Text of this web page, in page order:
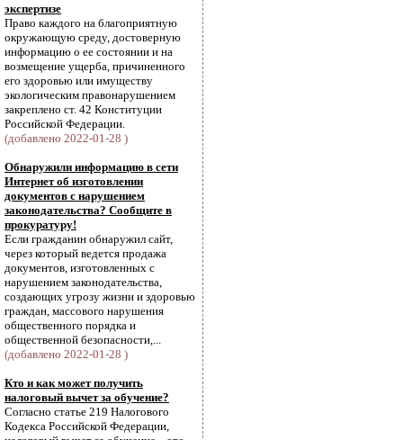
экспертизе
Право каждого на благоприятную
окружающую среду, достоверную
информацию о ее состоянии и на
возмещение ущерба, причиненного
его здоровью или имуществу
экологическим правонарушением
закреплено ст. 42 Конституции
Российской Федерации.
(добавлено 2022-01-28 )
Обнаружили информацию в сети
Интернет об изготовлении
документов с нарушением
законодательства? Сообщите в
прокуратуру!
Если гражданин обнаружил сайт,
через который ведется продажа
документов, изготовленных с
нарушением законодательства,
создающих угрозу жизни и здоровью
граждан, массового нарушения
общественного порядка и
общественной безопасности,...
(добавлено 2022-01-28 )
Кто и как может получить
налоговый вычет за обучение?
Согласно статье 219 Налогового
Кодекса Российской Федерации,